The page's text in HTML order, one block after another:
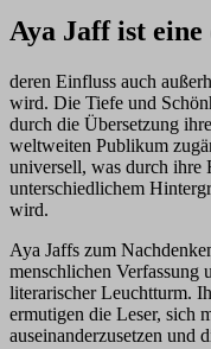
Aya Jaff ist
deren Einfluss auch
wird. Die Tiefe und
durch die Übersetzung
weltweiten Publikum
universell, was durch ihre
unterschiedlichem
wird.
Aya Jaffs zum
menschlichen Verfassung
literarischer Leuchtturm.
ermutigen die Leser, sich
auseinanderzusetzen und